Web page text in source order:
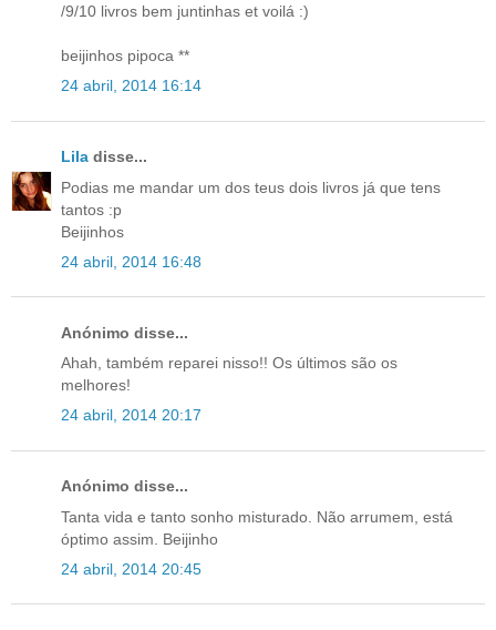
/9/10 livros bem juntinhas et voilá :)
beijinhos pipoca **
24 abril, 2014 16:14
Lila disse...
Podias me mandar um dos teus dois livros já que tens
tantos :p
Beijinhos
24 abril, 2014 16:48
Anónimo disse...
Ahah, também reparei nisso!! Os últimos são os
melhores!
24 abril, 2014 20:17
Anónimo disse...
Tanta vida e tanto sonho misturado. Não arrumem, está
óptimo assim. Beijinho
24 abril, 2014 20:45